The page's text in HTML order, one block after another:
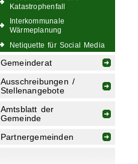
Katastrophenfall
Interkommunale
Wärmeplanung
Netiquette für Social Media
Gemeinderat
Ausschreibungen /
Stellenangebote
Amtsblatt der
Gemeinde
Partnergemeinden